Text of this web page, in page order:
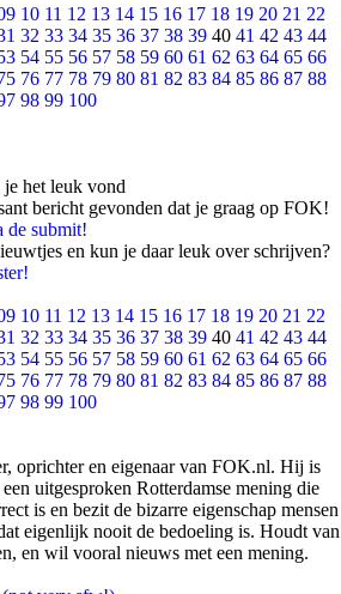
10 11 12 13 14 15 16 17 18 19 20 21 22
32 33 34 35 36 37 38 39 40 41 42 43 44
54 55 56 57 58 59 60 61 62 63 64 65 66
76 77 78 79 80 81 82 83 84 85 86 87 88
98 99 100
het leuk vond
bericht gevonden dat je graag op FOK!
de submit!
en kun je daar leuk over schrijven?
10 11 12 13 14 15 16 17 18 19 20 21 22
32 33 34 35 36 37 38 39 40 41 42 43 44
54 55 56 57 58 59 60 61 62 63 64 65 66
76 77 78 79 80 81 82 83 84 85 86 87 88
98 99 100
oprichter en eigenaar van FOK.nl. Hij is
uitgesproken Rotterdamse mening die
is en bezit de bizarre eigenschap mensen
eigenlijk nooit de bedoeling is. Houdt van
en wil vooral nieuws met een mening.